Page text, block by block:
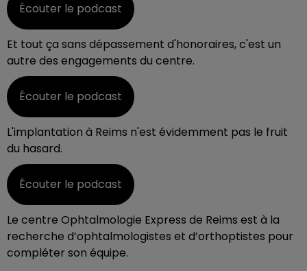
Écouter le podcast
Et tout ça sans dépassement d'honoraires, c'est un
autre des engagements du centre.
Écouter le podcast
L'implantation à Reims n'est évidemment pas le fruit
du hasard.
Écouter le podcast
Le centre Ophtalmologie Express de Reims est à la
recherche d’ophtalmologistes et d’orthoptistes pour
compléter son équipe.